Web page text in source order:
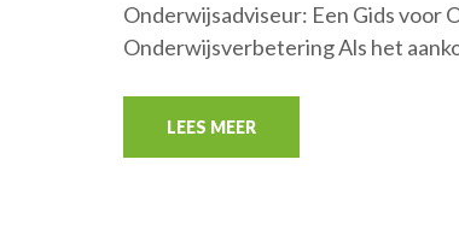
Onderwijsadviseur: Een Gids voor
Onderwijsverbetering Als het
LEES MEER